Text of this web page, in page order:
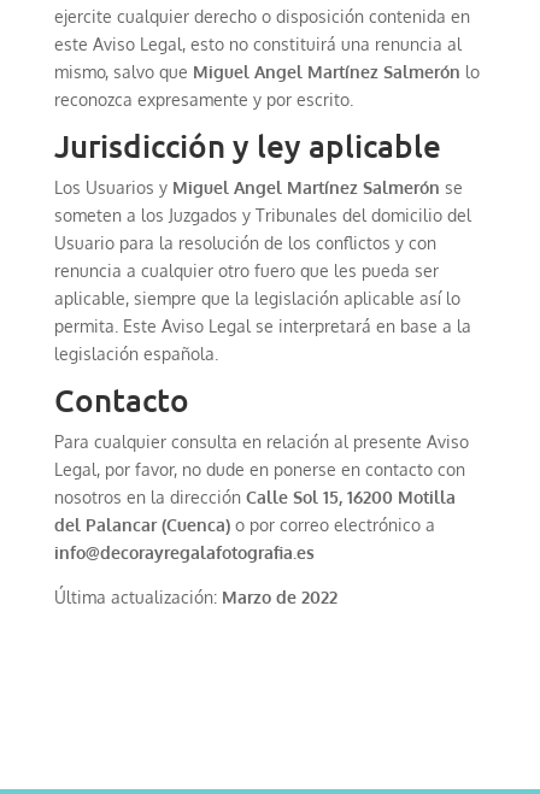
ejercite cualquier derecho o disposición contenida en
este Aviso Legal, esto no constituirá una renuncia al
mismo, salvo que Miguel Angel Martínez Salmerón lo
reconozca expresamente y por escrito.
Jurisdicción y ley aplicable
Los Usuarios y Miguel Angel Martínez Salmerón se
someten a los Juzgados y Tribunales del domicilio del
Usuario para la resolución de los conflictos y con
renuncia a cualquier otro fuero que les pueda ser
aplicable, siempre que la legislación aplicable así lo
permita. Este Aviso Legal se interpretará en base a la
legislación española.
Contacto
Para cualquier consulta en relación al presente Aviso
Legal, por favor, no dude en ponerse en contacto con
nosotros en la dirección Calle Sol 15, 16200 Motilla
del Palancar (Cuenca)o por correo electrónico a
info@decorayregalafotografia.es
Última actualización: Marzo de 2022